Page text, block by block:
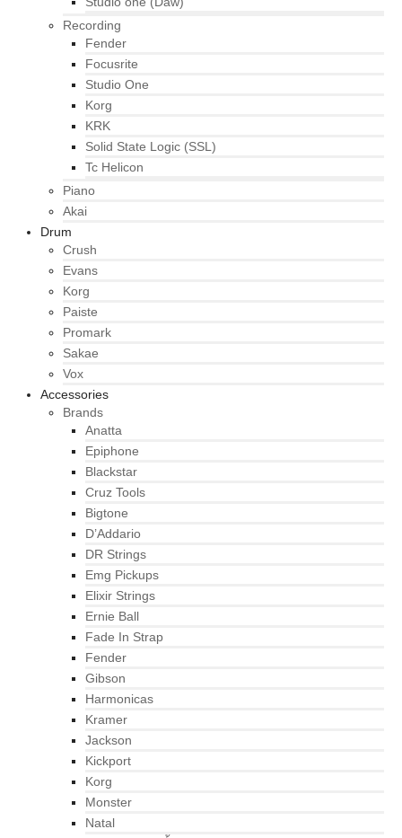
Recording
Fender
Focusrite
Studio One
Korg
KRK
Solid State Logic (SSL)
Tc Helicon
Piano
Akai
Drum
Crush
Evans
Korg
Paiste
Promark
Sakae
Vox
Accessories
Brands
Anatta
Epiphone
Blackstar
Cruz Tools
Bigtone
D’Addario
DR Strings
Emg Pickups
Elixir Strings
Ernie Ball
Fade In Strap
Fender
Gibson
Harmonicas
Kramer
Jackson
Kickport
Korg
Monster
Natal